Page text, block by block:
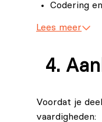
ervoor
Codering
Lees meer
Voordat je
vaardigheden: